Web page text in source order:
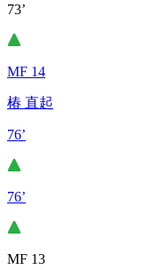
73’
MF 14
椿 直起
76’
76’
MF 13